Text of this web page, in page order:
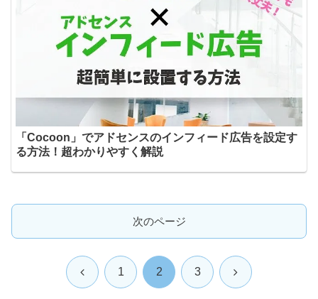
「Cocoon」でアドセンスのインフィード広告を設定す
る方法！超わかりやすく解説
次のページ
前 1 2 3 次